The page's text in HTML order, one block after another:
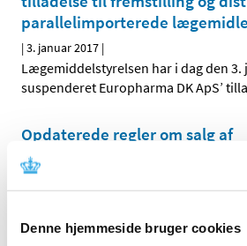
Denne hjemmeside bruger cookies
parallelimporterede
|3. januar 2017 |
Lægemiddelstyrelsen har i dag den 3.
suspenderet Europharma DK ApS’
Opdaterede regler om salg af
håndkøbslægemidler uden for
om forhandling af